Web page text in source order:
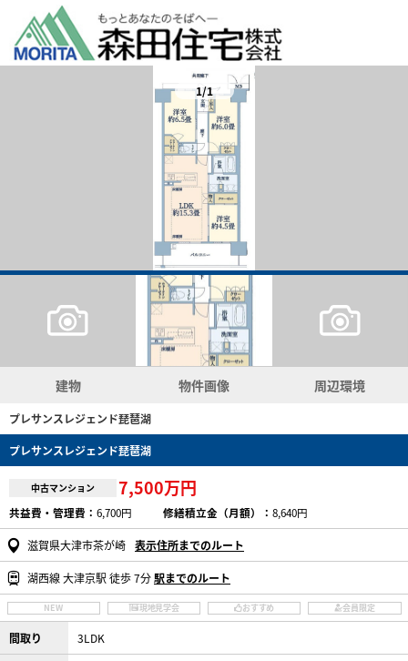
1/1
建物 物件画像 周辺環境
プレサンスレジェンド琵琶湖
プレサンスレジェンド琵琶湖
中古マンション 7,500万円
共益費・管理費： 6,700円 修繕積立金（月額）：8,640円
滋賀県大津市茶が崎 表示住所までのルート
湖西線 大津京駅 徒歩 7分駅までのルート
NEW 現地見学会 おすすめ 会員限定
間取り 3LDK